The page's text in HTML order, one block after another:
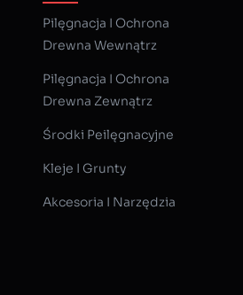
Pilęgnacja I Ochrona
Drewna Wewnątrz
Pilęgnacja I Ochrona
Drewna Zewnątrz
Środki Peilęgnacyjne
Kleje I Grunty
Akcesoria I Narzędzia